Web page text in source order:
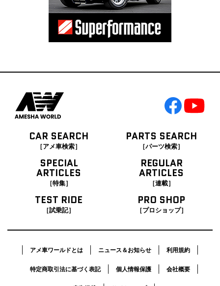
CAR SEARCH
［アメ車検索］
PARTS SEARCH
［パーツ検索］
SPECIAL
ARTICLES
［特集］
REGULAR
ARTICLES
［連載］
TEST RIDE
［試乗記］
PRO SHOP
［プロショップ］
アメ車ワールドとは ニュース＆お知らせ 利用規約
特定商取引法に基づく表記 個人情報保護 会社概要